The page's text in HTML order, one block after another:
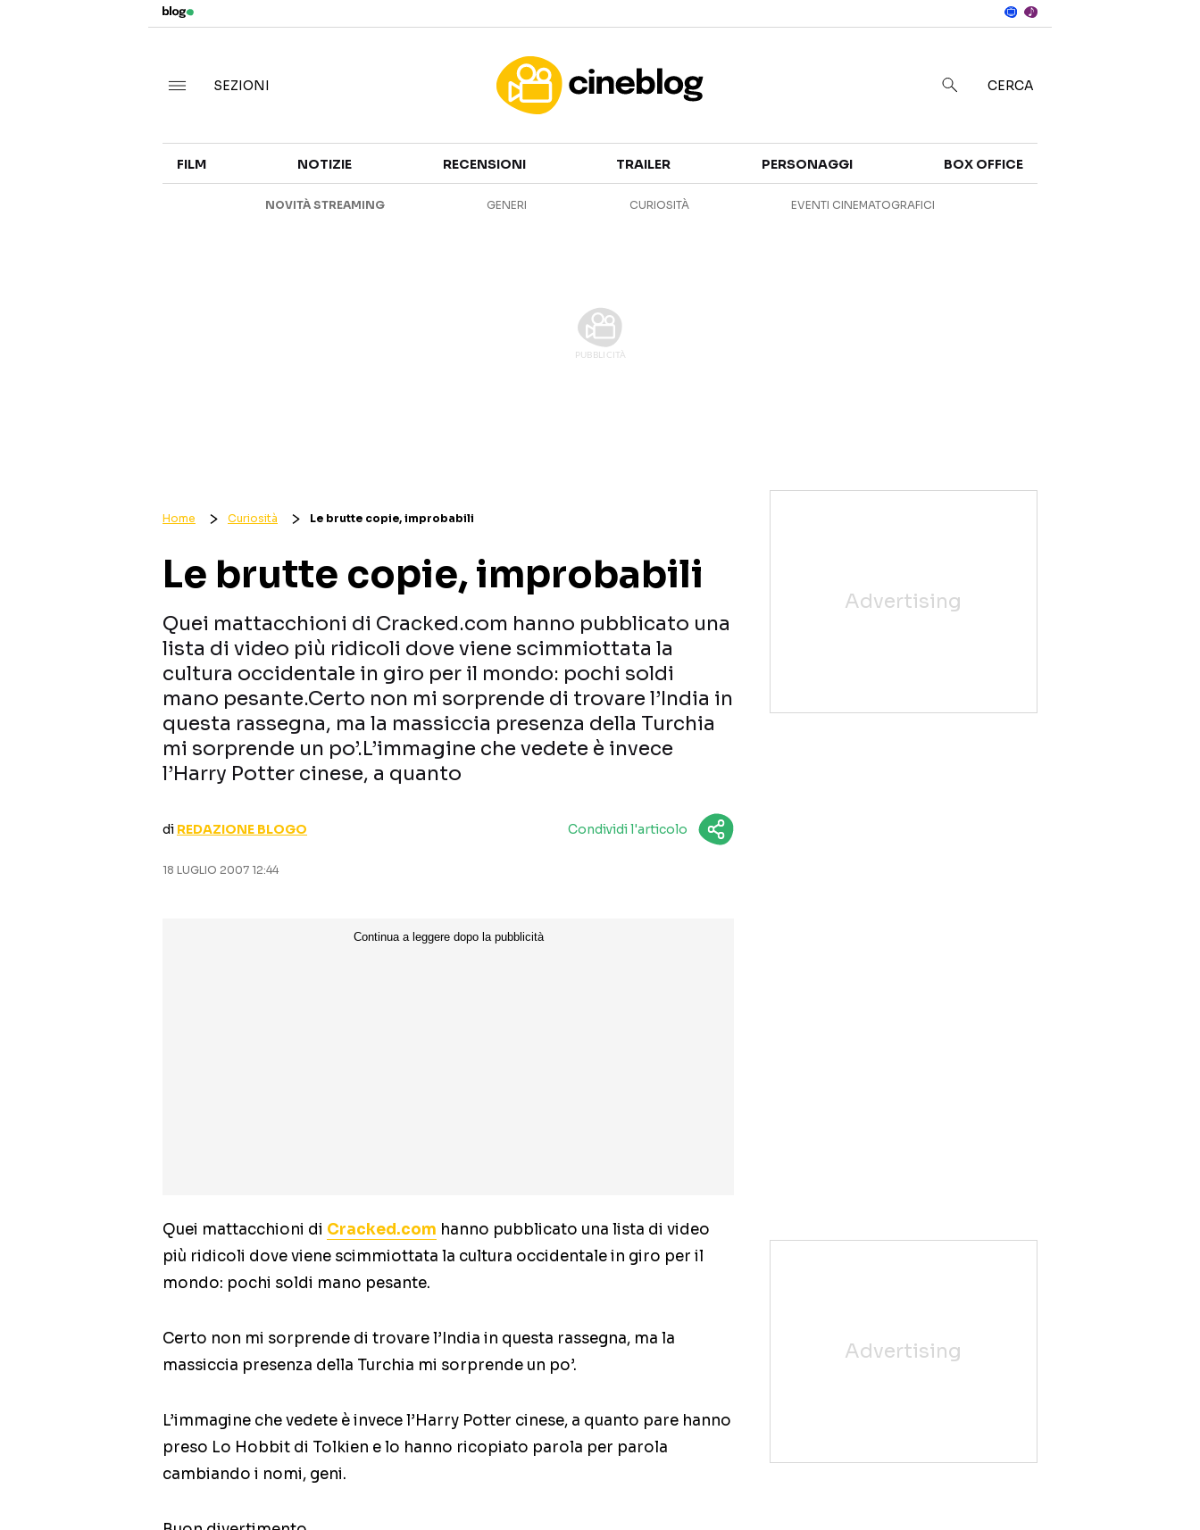
CANALI STREAMING
CURIOSITÀ
SEZIONI CERCA
FILM NOTIZIE RECENSIONI TRAILER PERSONAGGI BOX OFFICE
NOVITÀ STREAMING GENERI CURIOSITÀ EVENTI CINEMATOGRAFICI
Home Curiosità Le brutte copie, improbabili
Le brutte copie, improbabili
Quei mattacchioni di Cracked.com hanno pubblicato una
lista di video più ridicoli dove viene scimmiottata la
cultura occidentale in giro per il mondo: pochi soldi
mano pesante.Certo non mi sorprende di trovare l’India in
questa rassegna, ma la massiccia presenza della Turchia
mi sorprende un po’.L’immagine che vedete è invece
l’Harry Potter cinese, a quanto
di REDAZIONE BLOGO Condividi l'articolo
18 LUGLIO 2007 12:44
Quei mattacchioni di Cracked.com hanno pubblicato una lista di video
più ridicoli dove viene scimmiottata la cultura occidentale in giro per il
mondo: pochi soldi mano pesante.
Certo non mi sorprende di trovare l’India in questa rassegna, ma la
massiccia presenza della Turchia mi sorprende un po’.
L’immagine che vedete è invece l’Harry Potter cinese, a quanto pare hanno
preso Lo Hobbit di Tolkien e lo hanno ricopiato parola per parola
cambiando i nomi, geni.